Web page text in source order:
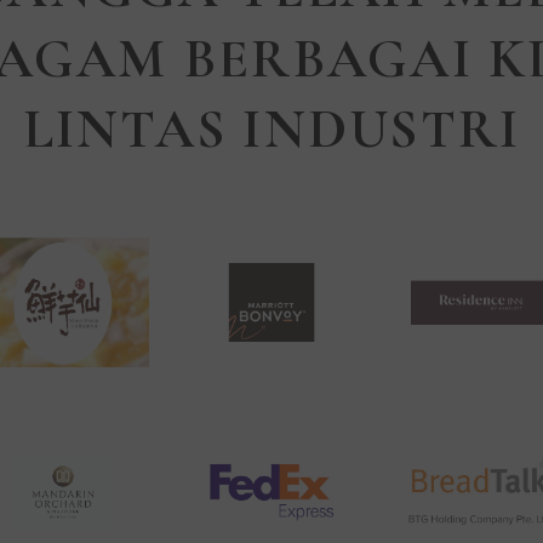
BERBAGAI
LINTAS INDUSTRI